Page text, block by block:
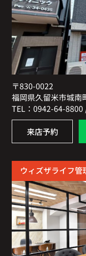
〒830-0022
福岡県久留米市城南
TEL：0942-64-8800
来店予約
ウィズザライフ管